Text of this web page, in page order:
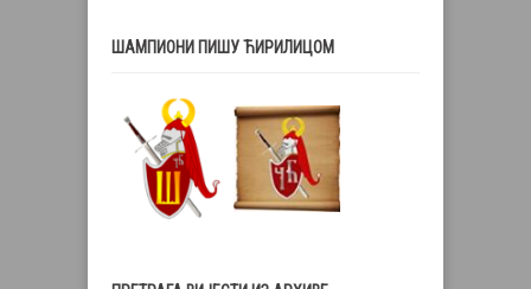
ШАМПИОНИ ПИШУ ЋИРИЛИЦОМ